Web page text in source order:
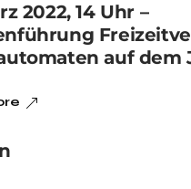
2022, 14 Uhr –
auf dem